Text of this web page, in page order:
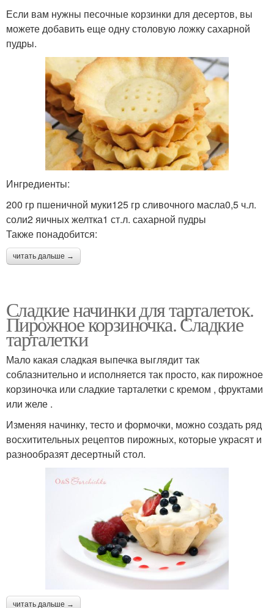
Если вам нужны песочные корзинки для десертов, вы
можете добавить еще одну столовую ложку сахарной
пудры.
Ингредиенты:
200 гр пшеничной муки125 гр сливочного масла0,5 ч.л.
соли2 яичных желтка1 ст.л. сахарной пудры
Также понадобится:
читать дальше →
Сладкие начинки для тарталеток.
Пирожное корзиночка. Сладкие
тарталетки
Мало какая сладкая выпечка выглядит так
соблазнительно и исполняется так просто, как пирожное
корзиночка или сладкие тарталетки с кремом , фруктами
или желе .
Изменяя начинку, тесто и формочки, можно создать ряд
восхитительных рецептов пирожных, которые украсят и
разнообразят десертный стол.
читать дальше →